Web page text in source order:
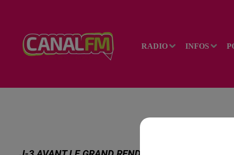
RADIO INFOS